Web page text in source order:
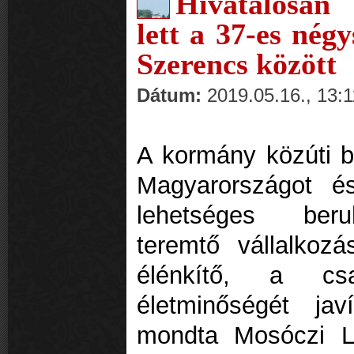
lett a 37-es
Szerencs között
Dátum: 2019.05.16.,
A kormány közúti
Magyarországot
lehetséges
teremtő
élénkítő, a
életminőségét
mondta Mosóczi